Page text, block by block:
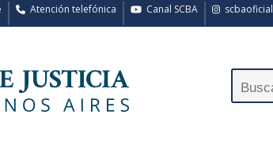
scbaoficial
Canal SCBA
Atención telefónica